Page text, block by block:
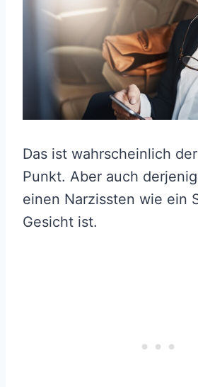
Das ist wahrscheinlich
Punkt. Aber auch
einen Narzissten wie ein
Gesicht ist.